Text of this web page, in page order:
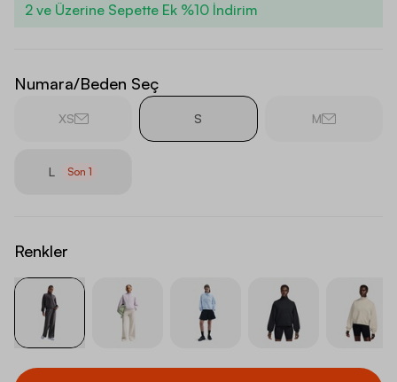
2 ve Üzerine Sepette Ek %10 İndirim
Numara/Beden Seç
XS S M
L Son1
Renkler